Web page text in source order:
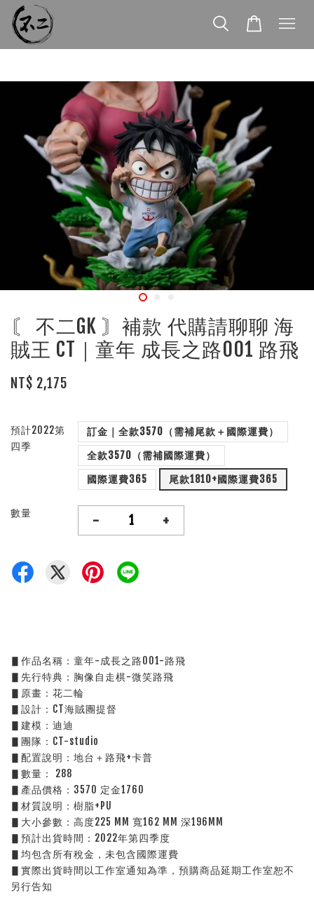
〘 不二GK 〙補款 代購請聊聊 海
賊王 CT｜童年 成長之路001 路飛
NT$ 2,175
預計2022第
四季
訂金｜全款3570（需補尾款＋國際運費）
全款3570（需補國際運費）
國際運費365
尾款1810+國際運費365
數量 - +
▋作品名稱：童年-成長之路001-路飛
▋先行特典：胸像自走棋-微笑路飛
▋原畫：花二輪
▋設計：CT海賊團提督
▋建模：迪迪
▋團隊：CT-studio
▋配置說明：地台＋路飛+卡普
▋數量： 288
▋產品價格：3570 定金1760
▋材質說明：樹脂+PU
▋大小參數：高度225 MM 寬162 MM 深196MM
▋預計出貨時間：2022年第四季度
▋均包含所有稅金，未包含國際運費
▋實際出貨時間以工作室通知為準，預購商品延期工作室恕不
另行告知